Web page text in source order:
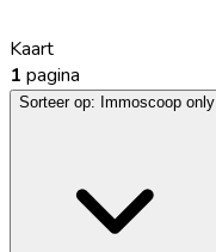
Kaart
1 pagina
Sorteer op: Immoscoop only